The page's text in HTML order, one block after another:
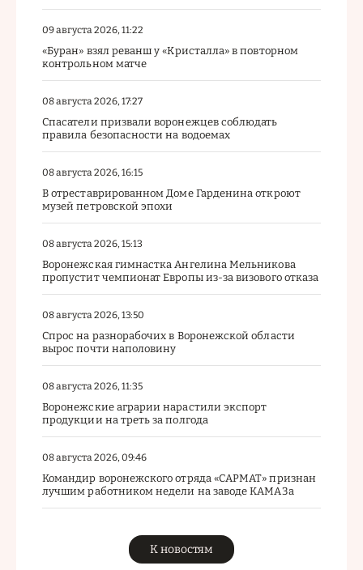
09 августа 2026, 11:22
«Буран» взял реванш у «Кристалла» в повторном
контрольном матче
08 августа 2026, 17:27
Спасатели призвали воронежцев соблюдать
правила безопасности на водоемах
08 августа 2026, 16:15
В отреставрированном Доме Гарденина откроют
музей петровской эпохи
08 августа 2026, 15:13
Воронежская гимнастка Ангелина Мельникова
пропустит чемпионат Европы из-за визового отказа
08 августа 2026, 13:50
Спрос на разнорабочих в Воронежской области
вырос почти наполовину
08 августа 2026, 11:35
Воронежские аграрии нарастили экспорт
продукции на треть за полгода
08 августа 2026, 09:46
Командир воронежского отряда «САРМАТ» признан
лучшим работником недели на заводе КАМАЗа
К новостям